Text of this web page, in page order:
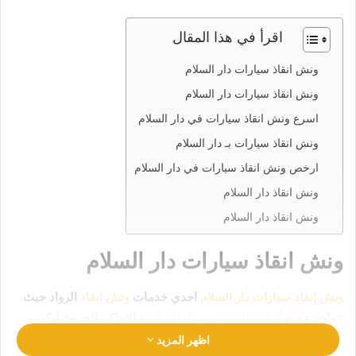
اقرأ في هذا المقال
ونش انقاذ سيارات دار السلام
ونش انقاذ سيارات دار السلام
اسرع ونش انقاذ سيارات في دار السلام
ونش انقاذ سيارات بـ دار السلام
ارخص ونش انقاذ سيارات في دار السلام
ونش انقاذ دار السلام
ونش انقاذ دار السلام
ونش انقاذ سيارات دار السلام
ونش إنقاذ سيارات دار السلام احدي خدمات ونش انقاذ الرواد حيث
انقاذ سيارتك في امان تام وراحة رقم ونش انقاذ دار
اظهر المزيد